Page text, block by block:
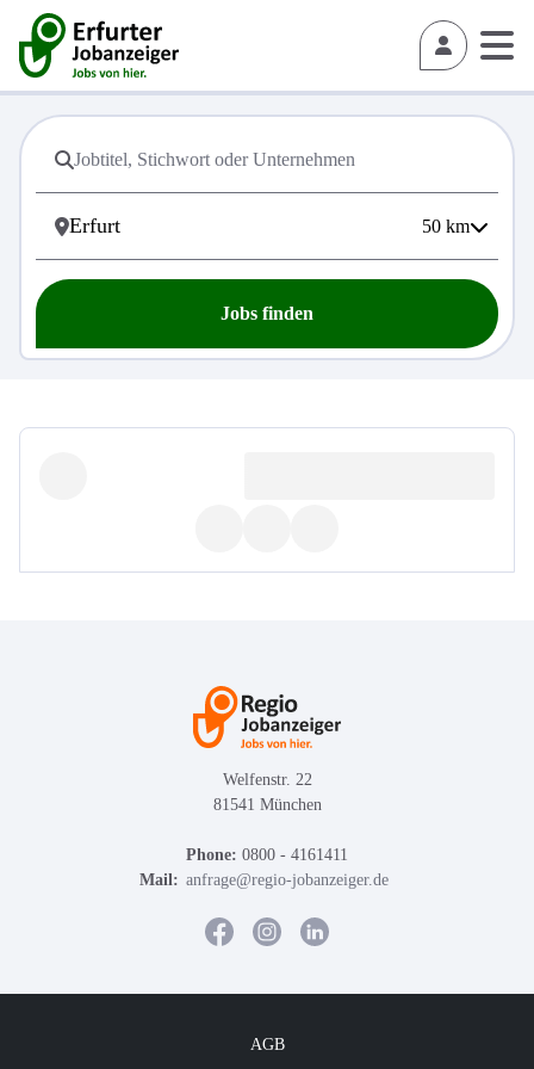
50 km
Jobs finden
Welfenstr. 22
81541 München
Phone: 0800 - 4161411
Mail: anfrage@regio-jobanzeiger.de
AGB